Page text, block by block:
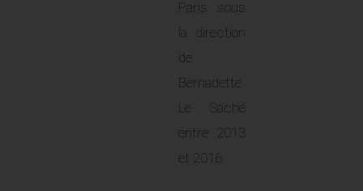
Paris sous
la direction
de
Bernadette
Le Saché
entre 2013
et 2016.